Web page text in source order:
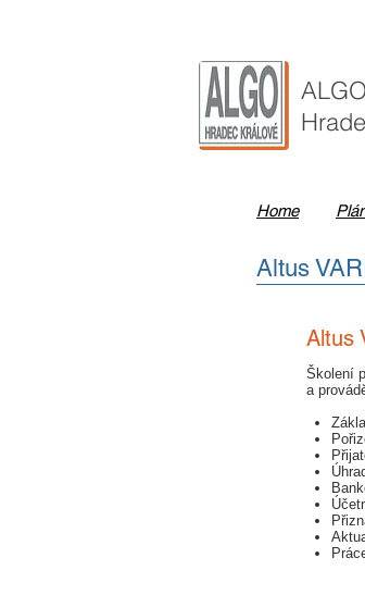
Home
Altus
Altus
​Školení
a